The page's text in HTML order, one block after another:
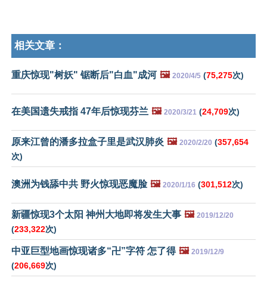
相关文章：
重庆惊现"树妖" 锯断后"白血"成河 🖼️ 2020/4/5 (75,275次)
在美国遗失戒指 47年后惊现芬兰 🖼️ 2020/3/21 (24,709次)
原来江曾的潘多拉盒子里是武汉肺炎 🖼️ 2020/2/20 (357,654
次)
澳洲为钱舔中共 野火惊现恶魔脸 🖼️ 2020/1/16 (301,512次)
新疆惊现3个太阳 神州大地即将发生大事 🖼️ 2019/12/20
(233,322次)
中亚巨型地画惊现诸多“卍”字符 怎了得 🖼️ 2019/12/9
(206,669次)